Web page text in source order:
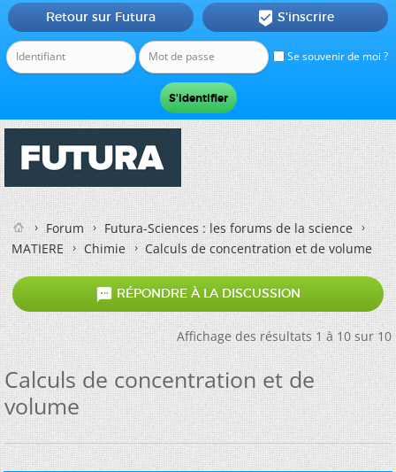
Se souvenir de moi ?
Retour sur Futura  S'inscrire
Forum
Futura-Sciences : les forums de la science
MATIERE
Chimie Calculs de concentration et de volume
 RÉPONDRE À LA DISCUSSION
Affichage des résultats 1 à 10 sur 10
Calculs de concentration et de
volume